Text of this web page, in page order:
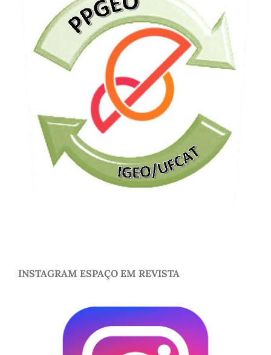
INSTAGRAM ESPAÇO EM REVISTA